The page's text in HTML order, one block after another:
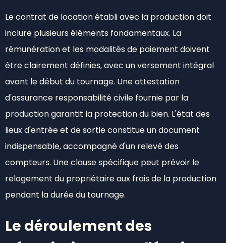
Le contrat de location établi avec la production doit
inclure plusieurs éléments fondamentaux. La
rémunération et les modalités de paiement doivent
être clairement définies, avec un versement intégral
avant le début du tournage. Une attestation
d'assurance responsabilité civile fournie par la
production garantit la protection du bien. L'état des
lieux d'entrée et de sortie constitue un document
indispensable, accompagné d'un relevé des
compteurs. Une clause spécifique peut prévoir le
relogement du propriétaire aux frais de la production
pendant la durée du tournage.
Le déroulement des